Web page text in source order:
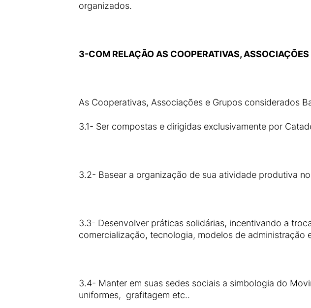
organizados.
3-COM RELAÇÃO AS COOPERATIVAS,
As Cooperativas, Associações e Grupos considerados
3.1- Ser compostas e dirigidas exclusivamente por
3.2- Basear a organização de sua atividade produtiva
3.3- Desenvolver práticas solidárias, incentivando a
comercialização, tecnologia, modelos de administração
3.4- Manter em suas sedes sociais a simbologia do
uniformes, grafitagem etc..